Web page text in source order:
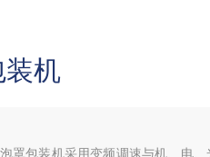
机
罩包装机采用变频调速与机、电